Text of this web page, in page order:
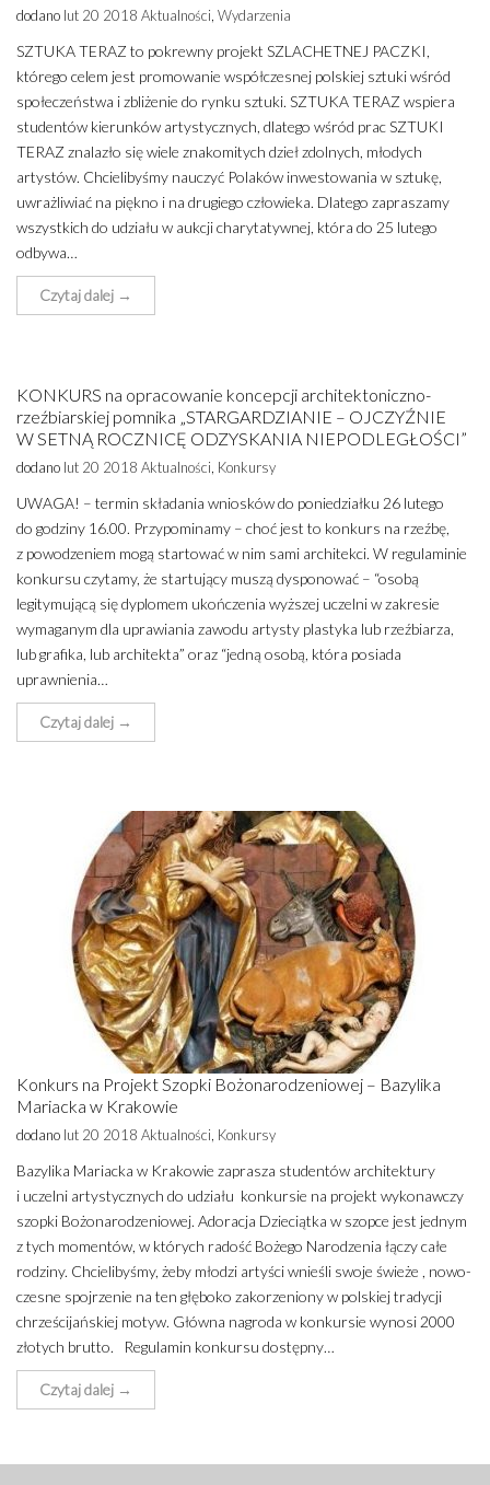
dodano lut 20 2018 Aktualności Wydarzenia
SZTUKA TERAZ to pokrewny projekt SZLACHETNEJ PACZKI,
którego celem jest promowanie współczesnej polskiej sztuki wśród
społeczeństwa i zbliżenie do rynku sztuki. SZTUKA TERAZ wspiera
studentów kierunków artystycznych, dlatego wśród prac SZTUKI
TERAZ znalazło się wiele znakomitych dzieł zdolnych, młodych
artystów. Chcielibyśmy nauczyć Polaków inwestowania w sztukę,
uwrażliwiać na piękno i na drugiego człowieka. Dlatego zapraszamy
wszystkich do udziału w aukcji charytatywnej, która do 25 lutego
odbywa…
Czytaj dalej →
KONKURS na opracowanie koncepcji architektoniczno-
rzeźbiarskiej pomnika „STARGARDZIANIE – OJCZYŹNIE
W SETNĄ ROCZNICĘ ODZYSKANIA NIEPODLEGŁOŚCI”
dodano lut 20 2018 Aktualności Konkursy
UWAGA! – termin składania wniosków do poniedziałku 26 lutego
do godziny 16.00. Przypominamy – choć jest to konkurs na rzeźbę,
z powodzeniem mogą startować w nim sami architekci. W regulaminie
konkursu czytamy, że startujący muszą dysponować – “osobą
legitymującą się dyplomem ukończenia wyższej uczelni w zakresie
wymaganym dla uprawiania zawodu artysty plastyka lub rzeźbiarza,
lub grafika, lub architekta” oraz “jedną osobą, która posiada
uprawnienia…
Czytaj dalej →
Konkurs na Projekt Szopki Bożonarodzeniowej – Bazylika
Mariacka w Krakowie
dodano lut 20 2018 Aktualności Konkursy
Bazy­li­ka Mariac­ka w Kra­ko­wie zapra­sza stu­den­tów archi­tek­tu­ry
i uczel­ni arty­stycz­nych do udzia­łu kon­kur­sie na pro­jekt wyko­naw­czy
szop­ki Bożo­na­ro­dze­nio­wej. Ado­ra­cja Dzie­ciąt­ka w szop­ce jest jed­nym
z tych momen­tów, w któ­rych radość Boże­go Naro­dze­nia łączy całe
rodzi­ny. Chcie­li­by­śmy, żeby mło­dzi arty­ści wnie­śli swo­je świe­że , nowo­
cze­sne spoj­rze­nie na ten głę­bo­ko zako­rze­nio­ny w pol­skiej tra­dy­cji
chrze­ści­jań­skiej motyw. Głów­na nagro­da w kon­kur­sie wyno­si 2000
zło­tych brut­to. Regulamin konkursu dostępny…
Czytaj dalej →